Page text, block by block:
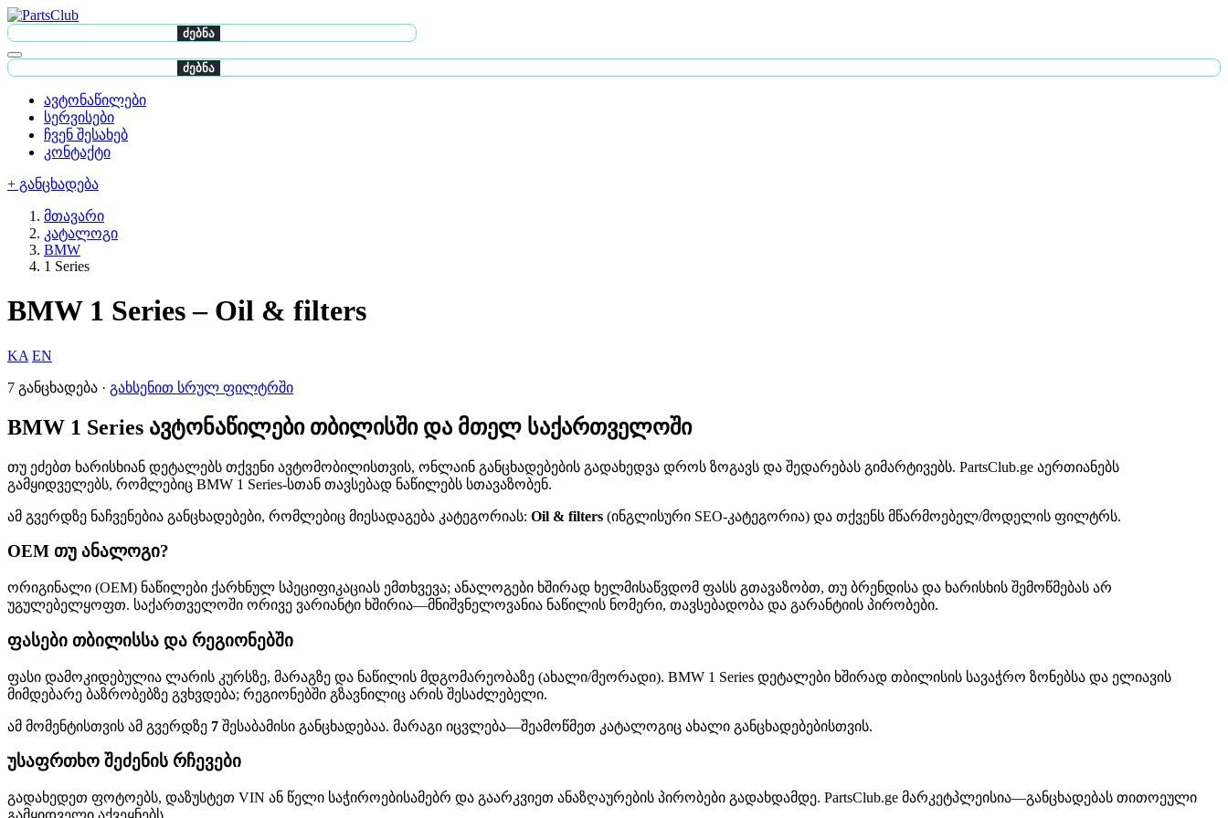
ძებნა
ძებნა
ავტონაწილები
სერვისები
ჩვენ შესახებ
კონტაქტი
+ განცხადება
მთავარი
კატალოგი
BMW
1 Series
BMW 1 Series – Oil & filters
KA EN
7 განცხადება · გახსენით სრულ ფილტრში
BMW 1 Series ავტონაწილები თბილისში და მთელ საქართველოში
თუ ეძებთ ხარისხიან დეტალებს თქვენი ავტომობილისთვის, ონლაინ განცხადებების გადახედვა დროს ზოგავს და შედარებას გიმარტივებს. PartsClub.ge აერთიანებს
გამყიდველებს, რომლებიც BMW 1 Series-სთან თავსებად ნაწილებს სთავაზობენ.
ამ გვერდზე ნაჩვენებია განცხადებები, რომლებიც მიესადაგება კატეგორიას: Oil & filters (ინგლისური SEO-კატეგორია) და თქვენს მწარმოებელ/მოდელის ფილტრს.
OEM თუ ანალოგი?
ორიგინალი (OEM) ნაწილები ქარხნულ სპეციფიკაციას ემთხვევა; ანალოგები ხშირად ხელმისაწვდომ ფასს გთავაზობთ, თუ ბრენდისა და ხარისხის შემოწმებას არ
უგულებელყოფთ. საქართველოში ორივე ვარიანტი ხშირია—მნიშვნელოვანია ნაწილის ნომერი, თავსებადობა და გარანტიის პირობები.
ფასები თბილისსა და რეგიონებში
ფასი დამოკიდებულია ლარის კურსზე, მარაგზე და ნაწილის მდგომარეობაზე (ახალი/მეორადი). BMW 1 Series დეტალები ხშირად თბილისის სავაჭრო ზონებსა და ელიავის
მიმდებარე ბაზრობებზე გვხვდება; რეგიონებში გზავნილიც არის შესაძლებელი.
ამ მომენტისთვის ამ გვერდზე 7 შესაბამისი განცხადებაა. მარაგი იცვლება—შეამოწმეთ კატალოგიც ახალი განცხადებებისთვის.
უსაფრთხო შეძენის რჩევები
გადახედეთ ფოტოებს, დაზუსტეთ VIN ან წელი საჭიროებისამებრ და გაარკვიეთ ანაზღაურების პირობები გადახდამდე. PartsClub.ge მარკეტპლეისია—განცხადებას თითოეული
გამყიდველი აქვეყნებს.